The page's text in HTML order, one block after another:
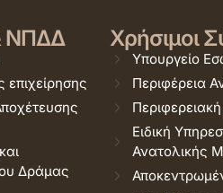
ΝΠΔΔ
Δράμας
Χρήσιμοι
Υπουργείο
Περιφέρεια
Ειδική
Ανατολικής